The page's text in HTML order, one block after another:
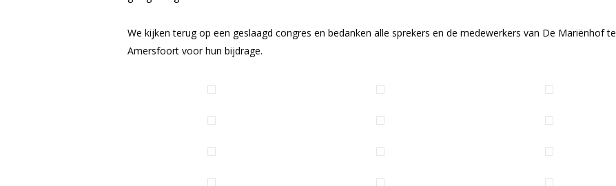
We kijken terug op een geslaagd congres en bedanken alle sprekers en de medewerkers van De Mariënhof te
Amersfoort voor hun bijdrage.